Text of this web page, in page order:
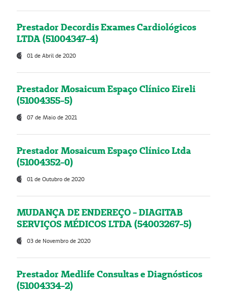
Prestador Decordis Exames Cardiológicos
LTDA (51004347-4)
01 de Abril de 2020
Prestador Mosaicum Espaço Clínico Eireli
(51004355-5)
07 de Maio de 2021
Prestador Mosaicum Espaço Clínico Ltda
(51004352-0)
01 de Outubro de 2020
MUDANÇA DE ENDEREÇO - DIAGITAB
SERVIÇOS MÉDICOS LTDA (54003267-5)
03 de Novembro de 2020
Prestador Medlife Consultas e Diagnósticos
(51004334-2)